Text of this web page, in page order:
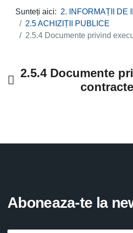
Sunteți aici: 2. INFORMAȚII DE
2.5 ACHIZIȚII PUBLICE
2.5.4 Documente privind
2.5.4 Documente
Aboneaza-te la